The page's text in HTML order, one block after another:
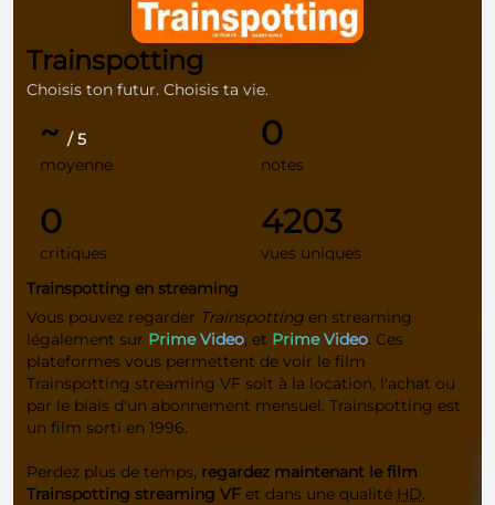
Trainspotting
Choisis ton futur. Choisis ta vie.
~ / 5
moyenne
0
notes
0
critiques
4203
vues uniques
Trainspotting en streaming
Vous pouvez regarder Trainspotting en streaming
légalement sur Prime Video, et Prime Video. Ces
plateformes vous permettent de voir le film
Trainspotting streaming VF soit à la location, l'achat ou
par le biais d'un abonnement mensuel. Trainspotting est
un film sorti en 1996.
Perdez plus de temps, regardez maintenant le film
Trainspotting streaming VF et dans une qualité HD.